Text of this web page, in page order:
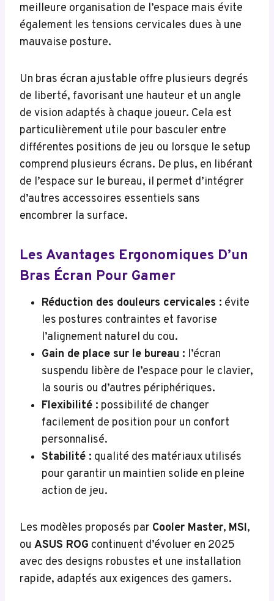
meilleure organisation de l’espace mais évite
également les tensions cervicales dues à une
mauvaise posture.
Un bras écran ajustable offre plusieurs degrés
de liberté, favorisant une hauteur et un angle
de vision adaptés à chaque joueur. Cela est
particulièrement utile pour basculer entre
différentes positions de jeu ou lorsque le setup
comprend plusieurs écrans. De plus, en libérant
de l’espace sur le bureau, il permet d’intégrer
d’autres accessoires essentiels sans
encombrer la surface.
Les Avantages Ergonomiques D’un
Bras Écran Pour Gamer
Réduction des douleurs cervicales : évite
les postures contraintes et favorise
l’alignement naturel du cou.
Gain de place sur le bureau : l’écran
suspendu libère de l’espace pour le clavier,
la souris ou d’autres périphériques.
Flexibilité : possibilité de changer
facilement de position pour un confort
personnalisé.
Stabilité : qualité des matériaux utilisés
pour garantir un maintien solide en pleine
action de jeu.
Les modèles proposés par Cooler Master, MSI,
ou ASUS ROG continuent d’évoluer en 2025
avec des designs robustes et une installation
rapide, adaptés aux exigences des gamers.